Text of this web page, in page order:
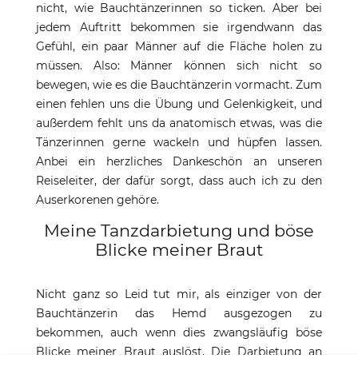
nicht, wie Bauchtänzerinnen so ticken. Aber bei
jedem Auftritt bekommen sie irgendwann das
Gefühl, ein paar Männer auf die Fläche holen zu
müssen. Also: Männer können sich nicht so
bewegen, wie es die Bauchtänzerin vormacht. Zum
einen fehlen uns die Übung und Gelenkigkeit, und
außerdem fehlt uns da anatomisch etwas, was die
Tänzerinnen gerne wackeln und hüpfen lassen.
Anbei ein herzliches Dankeschön an unseren
Reiseleiter, der dafür sorgt, dass auch ich zu den
Auserkorenen gehöre.
Meine Tanzdarbietung und böse
Blicke meiner Braut
Nicht ganz so Leid tut mir, als einziger von der
Bauchtänzerin das Hemd ausgezogen zu
bekommen, auch wenn dies zwangsläufig böse
Blicke meiner Braut auslöst. Die Darbietung an